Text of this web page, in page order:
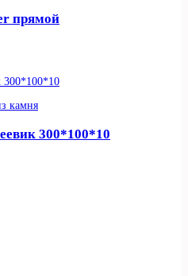
прямой
камня
300*100*10